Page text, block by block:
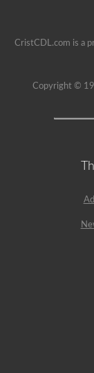
CristCDL.com is a
Copyright ©